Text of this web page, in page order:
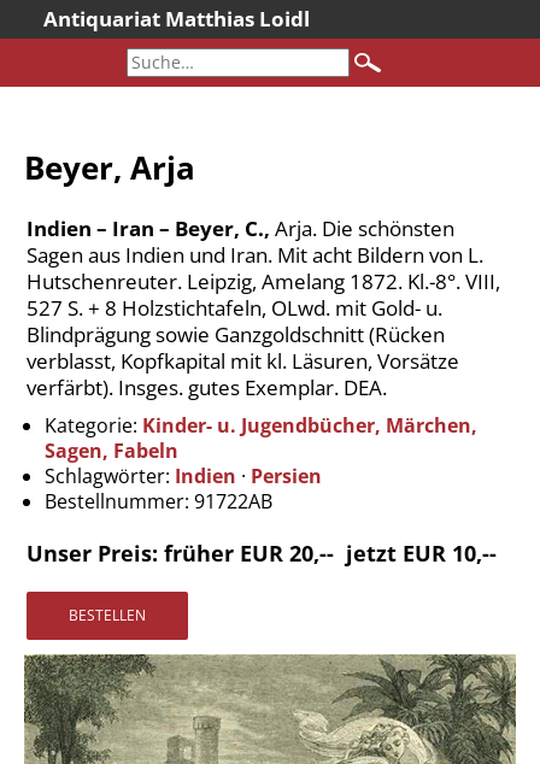
Antiquariat Matthias Loidl
Aktuelles
Neueingänge
Sonderangebote
Katalogarchiv
Newsletter
Über uns
Kontakt
Warenkorb
Versandkosten
Vertrag widerrufen
Widerrufsbelehrung
Datenschutz
Impressum
Beyer, Arja
Indien – Iran – Beyer, C., Arja. Die schönsten
Sagen aus Indien und Iran. Mit acht Bildern von L.
Hutschenreuter. Leipzig, Amelang 1872. Kl.-8°. VIII,
527 S. + 8 Holzstichtafeln, OLwd. mit Gold- u.
Blindprägung sowie Ganzgoldschnitt (Rücken
verblasst, Kopfkapital mit kl. Läsuren, Vorsätze
verfärbt). Insges. gutes Exemplar. DEA.
Kategorie: Kinder- u. Jugendbücher, Märchen,
Sagen, Fabeln
Schlagwörter: Indien · Persien
Bestellnummer: 91722AB
Unser Preis: früher EUR 20,-- jetzt EUR 10,--